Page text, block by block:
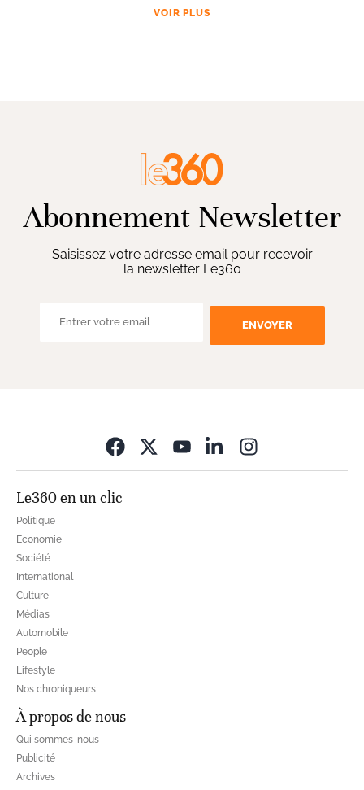
VOIR PLUS
Abonnement Newsletter
Saisissez votre adresse email pour recevoir
la newsletter Le360
ENVOYER
Le360 en un clic
Politique
Economie
Société
International
Culture
Médias
Automobile
People
Lifestyle
Nos chroniqueurs
À propos de nous
Qui sommes-nous
Publicité
Archives